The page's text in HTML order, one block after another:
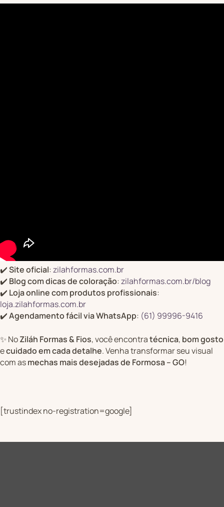
✔️Site oficial:zilahformas.com.br
✔️ Blog com dicas de coloração:zilahformas.com.br/blog
✔️ Loja online com produtos profissionais:
loja.zilahformas.com.br
✔️Agendamento fácil via WhatsApp: (61) 99996-9416
✨ NoZiláh Formas & Fios, você encontratécnica, bom gosto
ecuidado em cada detalhe. Venha transformar seu visual
com asmechas mais desejadas de Formosa – GO!
[trustindex no-registration=google]